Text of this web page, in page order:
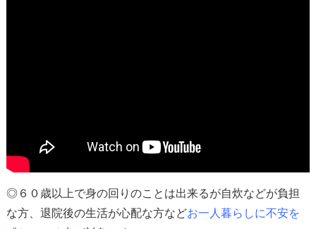
◎６０歳以上で身の回りのことは出来るが自炊などが負担
な方、退院後の生活が心配な方などお一人暮らしに不安を